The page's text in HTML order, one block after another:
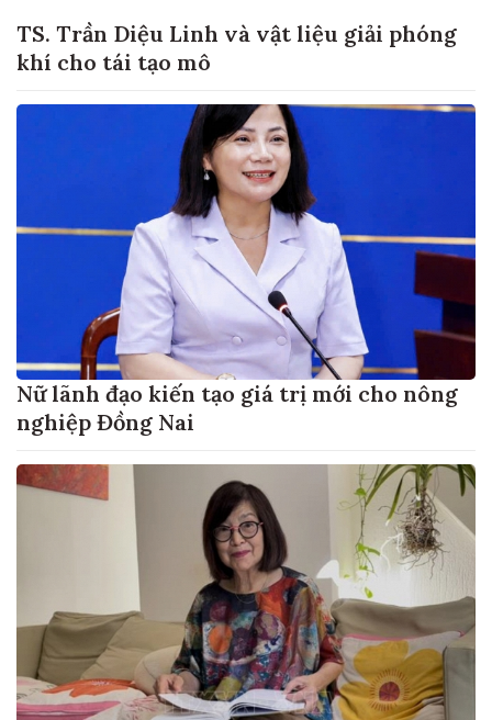
TS. Trần Diệu Linh và vật liệu giải phóng
khí cho tái tạo mô
Nữ lãnh đạo kiến tạo giá trị mới cho nông
nghiệp Đồng Nai